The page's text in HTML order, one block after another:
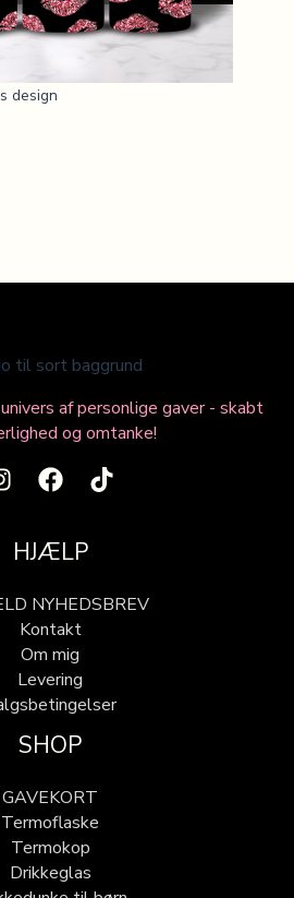
design
af personlige gaver - skabt
og omtanke!
HJÆLP
NYHEDSBREV
Kontakt
Om mig
Levering
SHOP
GAVEKORT
Termoflaske
Termokop
Drikkeglas